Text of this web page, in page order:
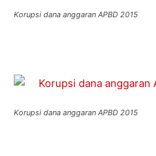
Korupsi dana anggaran APBD 2015
Korupsi dana anggaran APBD 2015